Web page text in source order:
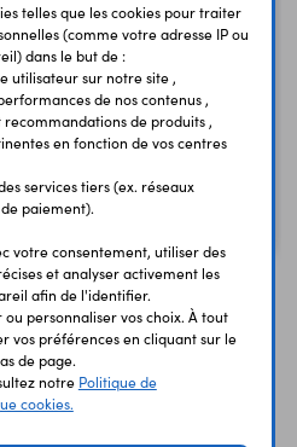
Lot de 5 câbles Grove 20
cm
2,95 €
2,46 €
consulté
telles que les cookies pour traiter
(comme votre adresse IP ou
dans le but de :
utilisateur sur notre site ,
de nos contenus ,
de produits ,
en fonction de vos centres
services tiers (ex. réseaux
paiement).
votre consentement, utiliser des
et analyser activement les
afin de l'identifier.
personnaliser vos choix. À tout
vos préférences en cliquant sur le
de page.
notre Politique de
cookies.